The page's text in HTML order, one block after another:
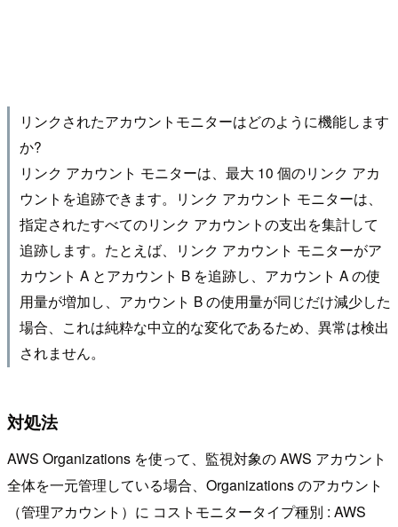
リンクされたアカウントモニターはどのように機能します
か?
リンク アカウント モニターは、最大 10 個のリンク アカ
ウントを追跡できます。リンク アカウント モニターは、
指定されたすべてのリンク アカウントの支出を集計して
追跡します。たとえば、リンク アカウント モニターがア
カウント A とアカウント B を追跡し、アカウント A の使
用量が増加し、アカウント B の使用量が同じだけ減少した
場合、これは純粋な中立的な変化であるため、異常は検出
されません。
対処法
AWS Organizations を使って、監視対象の AWS アカウント
全体を一元管理している場合、Organizations のアカウント
（管理アカウント）に コストモニタータイプ種別 : AWS